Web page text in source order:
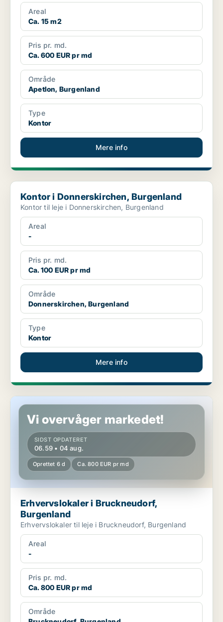
Areal
Ca. 15 m2
Pris pr. md.
Ca. 600 EUR pr md
Område
Apetlon, Burgenland
Type
Kontor
Mere info
Kontor i Donnerskirchen, Burgenland
Kontor i Donnerskirchen, Burgenland
Kontor til leje i Donnerskirchen, Burgenland
Areal
-
Pris pr. md.
Ca. 100 EUR pr md
Område
Donnerskirchen, Burgenland
Type
Kontor
Mere info
Erhvervslokaler i Bruckneudorf, Burgenland
Vi overvåger markedet!
SIDST OPDATERET
06.59 • 04 aug.
Oprettet 6 d Ca. 800 EUR pr md
Erhvervslokaler i Bruckneudorf,
Burgenland
Erhvervslokaler til leje i Bruckneudorf, Burgenland
Areal
-
Pris pr. md.
Ca. 800 EUR pr md
Område